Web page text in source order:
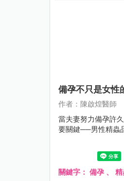
備孕不只是女性
作者：陳啟煌醫師
當夫妻努力備孕許
要關鍵──男性精蟲
關鍵字： 備孕 、 精